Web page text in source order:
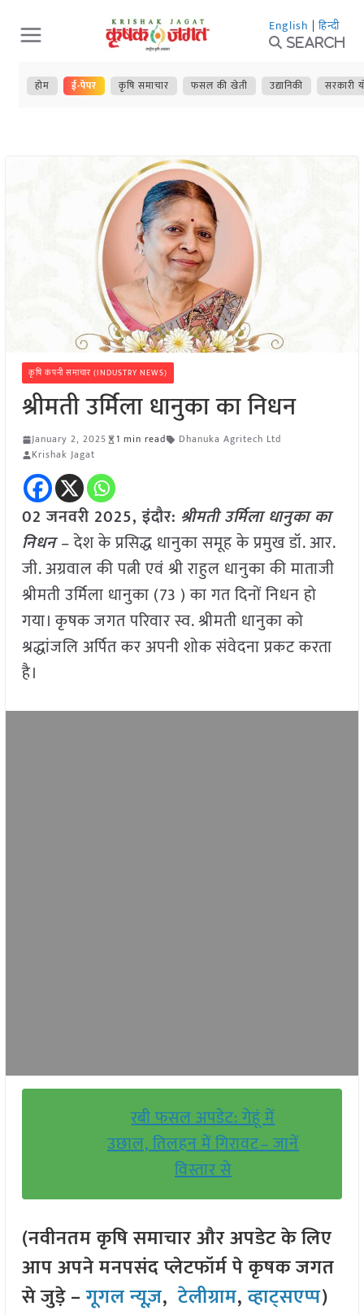
Skip
to
content
English | हिन्दी
Search
होम ई-पेपर कृषि समाचार फसल की खेती उद्यानिकी सरकारी
कृषि कंपनी समाचार (INDUSTRY NEWS)
श्रीमती उर्मिला धानुका का निधन
January 2, 2025 1 min read
Dhanuka Agritech Ltd
Krishak Jagat
02 जनवरी 2025,इंदौर: श्रीमती उर्मिला धानुका का
निधन– देश के प्रसिद्ध धानुका समूह के प्रमुख डॉ. आर.
जी. अग्रवाल की पत्नी एवं श्री राहुल धानुका की माताजी
श्रीमती उर्मिला धानुका (73 ) का गत दिनों निधन हो
गया। कृषक जगत परिवार स्व. श्रीमती धानुका को
श्रद्धांजलि अर्पित कर अपनी शोक संवेदना प्रकट करता
है।
रबी फसल अपडेट: गेहूं में
उछाल, तिलहन में गिरावट– जानें
विस्तार से
(नवीनतम कृषि समाचार और अपडेट के लिए
आप अपने मनपसंद प्लेटफॉर्म पे कृषक जगत
से जुड़े –गूगल न्यूज़,टेलीग्राम,व्हाट्सएप्प)